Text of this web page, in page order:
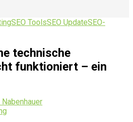
SEO ToolsSEO UpdateSEO-
technische
funktioniert – ein